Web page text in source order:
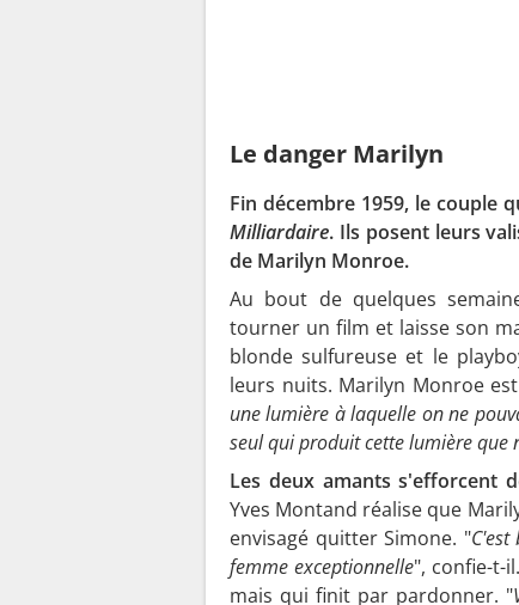
Le danger Marilyn
Fin décembre 1959, le couple
Milliardaire. Ils posent leurs
de Marilyn Monroe.
Au bout de quelques
tourner un film et laisse son
blonde sulfureuse et le
leurs nuits. Marilyn Monroe
une lumière à laquelle on ne
seul qui produit cette lumière que
Les deux amants s'efforcent
Yves Montand réalise que
envisagé quitter Simone. "C'est
femme exceptionnelle", confie-t-
mais qui finit par pardonner. "